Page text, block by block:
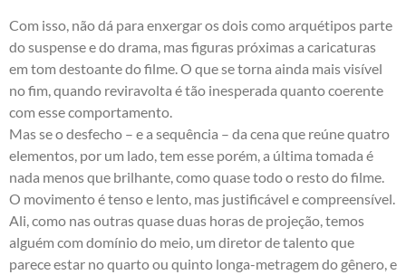
Com isso, não dá para enxergar os dois como arquétipos parte
do suspense e do drama, mas figuras próximas a caricaturas
em tom destoante do filme. O que se torna ainda mais visível
no fim, quando reviravolta é tão inesperada quanto coerente
com esse comportamento.
Mas se o desfecho – e a sequência – da cena que reúne quatro
elementos, por um lado, tem esse porém, a última tomada é
nada menos que brilhante, como quase todo o resto do filme.
O movimento é tenso e lento, mas justificável e compreensível.
Ali, como nas outras quase duas horas de projeção, temos
alguém com domínio do meio, um diretor de talento que
parece estar no quarto ou quinto longa-metragem do gênero, e